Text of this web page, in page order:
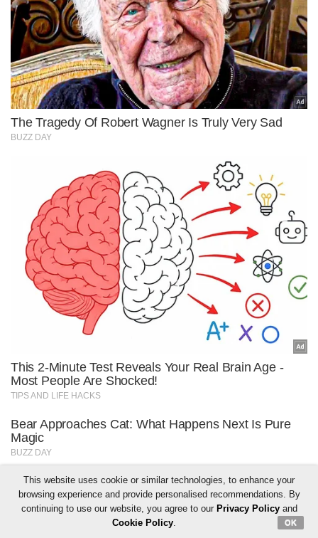
This website uses cookie or similar technologies, to enhance your
browsing experience and provide personalised recommendations. By
continuing to use our website, you agree to our Privacy Policyand
Cookie Policy. OK